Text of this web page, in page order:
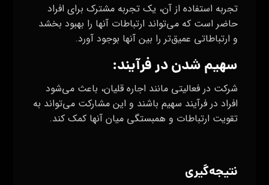
تجربه استفاده از آن، یک تجربه مشترک برای افراد
حاضر است که می‌تواند ارتباطات آنها را بهبود بخشد
و ارتباطاتی عمیق‌تر را بین آنها بوجود آورد.
سهیم شدن در فرآیند:
شرکت در فعالیتی مانند اجاره قلیان، باعث می‌شود
افراد در فرآیند سهیم باشند و این مشارکت می‌تواند به
تقویت ارتباطات و همبستگی میان آنها کمک کند.
نتیجه‌گیری